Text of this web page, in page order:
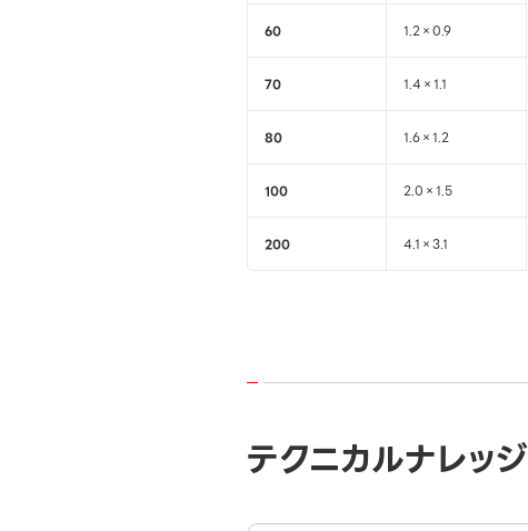
60 1.2×0.9
70 1.4×1.1
80 1.6×1.2
100 2.0×1.5
200 4.1×3.1
テクニカルナレッジ